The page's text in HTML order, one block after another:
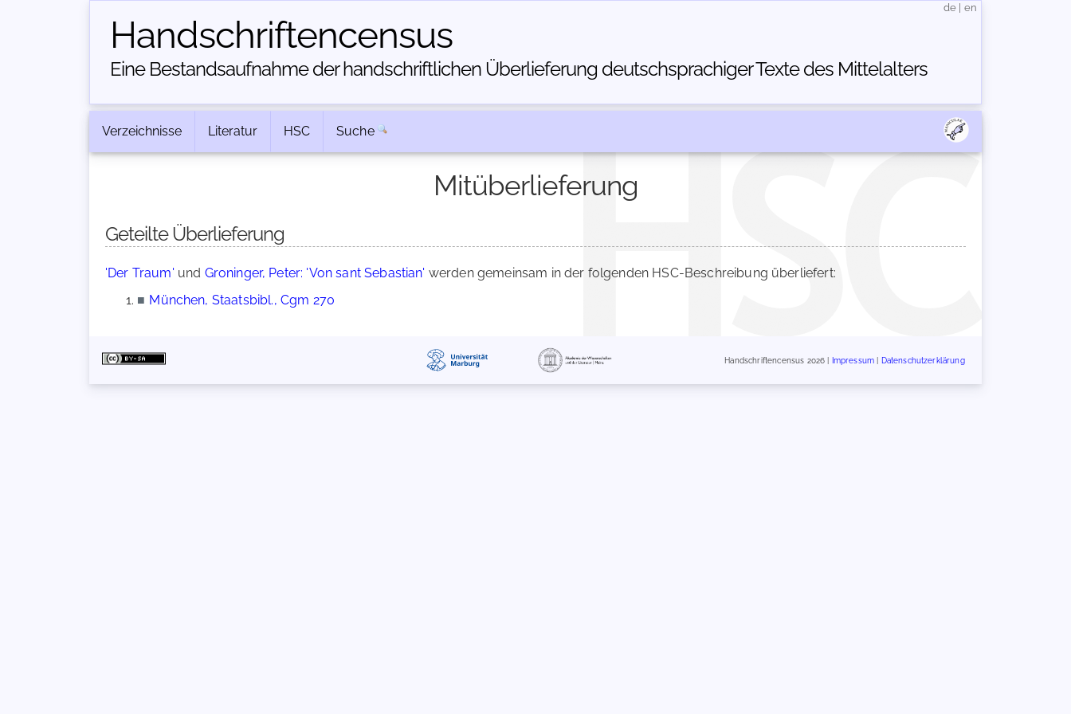
Handschriften­census
Eine Bestandsaufnahme der handschriftlichen Über­lieferung deutschsprachiger Texte des Mittelalters
de en
Verzeichnisse Literatur HSC Suche
Mitüberlieferung
Geteilte Überlieferung
'Der Traum' und Groninger, Peter: 'Von sant Sebastian' werden gemeinsam in der folgenden HSC-Beschreibung überliefert:
■ München, Staatsbibl., Cgm 270
Handschriftencensus 2026 | Impressum Datenschutzerklärung